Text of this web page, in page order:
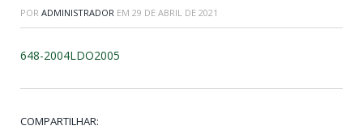
POR ADMINISTRADOR EM 29 DE ABRIL DE 2021
648-2004LDO2005
COMPARTILHAR: